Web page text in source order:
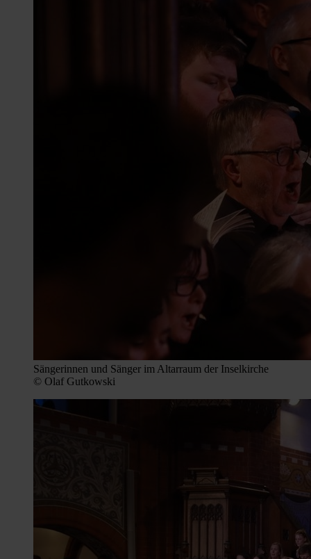
Sängerinnen und Sänger im Altarraum der Inselkirche
© Olaf Gutkowski